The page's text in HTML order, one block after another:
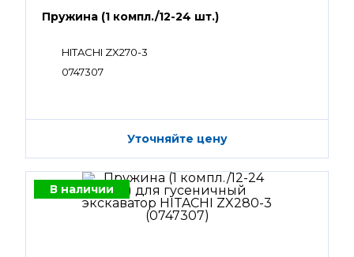
Пружина (1 компл./12-24 шт.)
HITACHI ZX270-3
0747307
Уточняйте цену
В наличии